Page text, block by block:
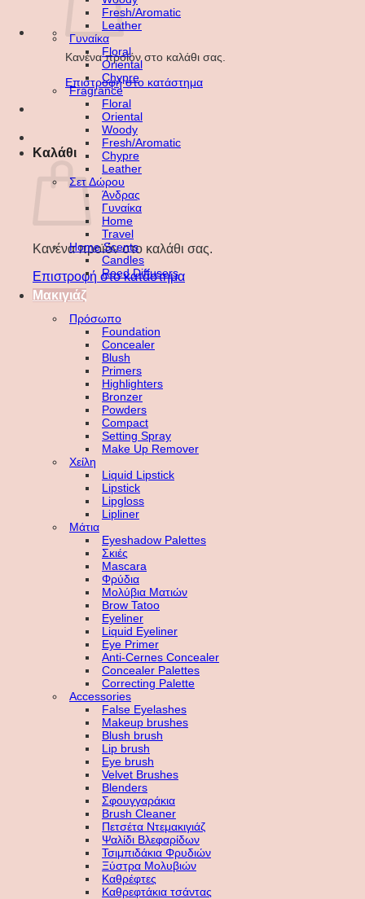
Κανένα προϊόν στο καλάθι σας.
Επιστροφή στο κατάστημα
Καλάθι
Κανένα προϊόν στο καλάθι σας.
Επιστροφή στο κατάστημα
Fresh/Aromatic
Leather
Γυναίκα
Floral
Oriental
Chypre
Fragrance
Floral
Oriental
Woody
Fresh/Aromatic
Chypre
Leather
Σετ Δώρου
Άνδρας
Γυναίκα
Home
Travel
Home Scents
Candles
Reed Diffusers
Μακιγιάζ
Πρόσωπο
Foundation
Concealer
Blush
Primers
Highlighters
Bronzer
Powders
Compact
Setting Spray
Make Up Remover
Χείλη
Liquid Lipstick
Lipstick
Lipgloss
Lipliner
Μάτια
Eyeshadow Palettes
Σκιές
Mascara
Φρύδια
Μολύβια Ματιών
Brow Tatoo
Eyeliner
Liquid Eyeliner
Eye Primer
Anti-Cernes Concealer
Concealer Palettes
Correcting Palette
Accessories
False Eyelashes
Makeup brushes
Blush brush
Lip brush
Eye brush
Velvet Brushes
Blenders
Σφουγγαράκια
Brush Cleaner
Πετσέτα Ντεμακιγιάζ
Ψαλίδι Βλεφαρίδων
Τσιμπιδάκια Φρυδιών
Ξύστρα Μολυβιών
Καθρέφτες
Καθρεφτάκια τσάντας